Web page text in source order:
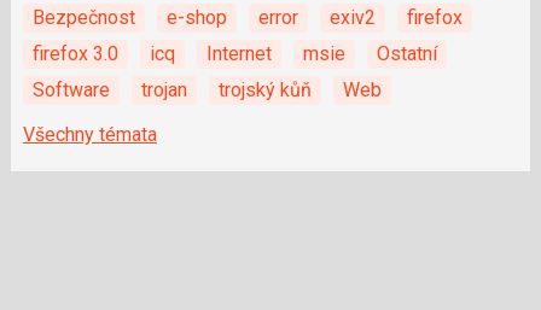
Bezpečnost
e-shop error exiv2
firefox
firefox 3.0
icq Internet msie
Ostatní
Software
trojan trojský kůň
Web
Všechny témata